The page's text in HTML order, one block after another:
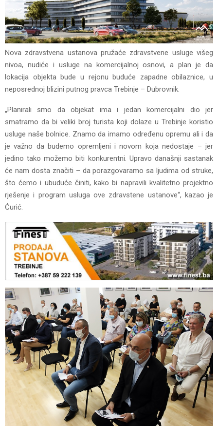
Nova zdravstvena ustanova pružaće zdravstvene usluge višeg
nivoa, nudiće i usluge na komercijalnoj osnovi, a plan je da
lokacija objekta bude u rejonu buduće zapadne obilaznice, u
neposrednoj blizini putnog pravca Trebinje – Dubrovnik.
„Planirali smo da objekat ima i jedan komercijalni dio jer
smatramo da bi veliki broj turista koji dolaze u Trebinje koristio
usluge naše bolnice. Znamo da imamo određenu opremu ali i da
je važno da budemo opremljeni i novom koja nedostaje – jer
jedino tako možemo biti konkurentni. Upravo današnji sastanak
će nam dosta značiti – da porazgovaramo sa ljudima od struke,
što ćemo i ubuduće činiti, kako bi napravili kvalitetno projektno
rješenje i program usluga ove zdravstene ustanove“, kazao je
Ćurić.